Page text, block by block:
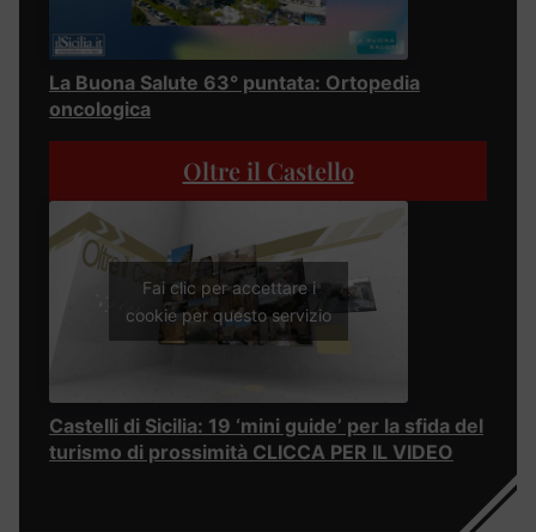
La Buona Salute 63° puntata: Ortopedia
oncologica
Oltre il Castello
Fai clic per accettare i
cookie per questo servizio
Castelli di Sicilia: 19 ‘mini guide’ per la sfida del
turismo di prossimità CLICCA PER IL VIDEO